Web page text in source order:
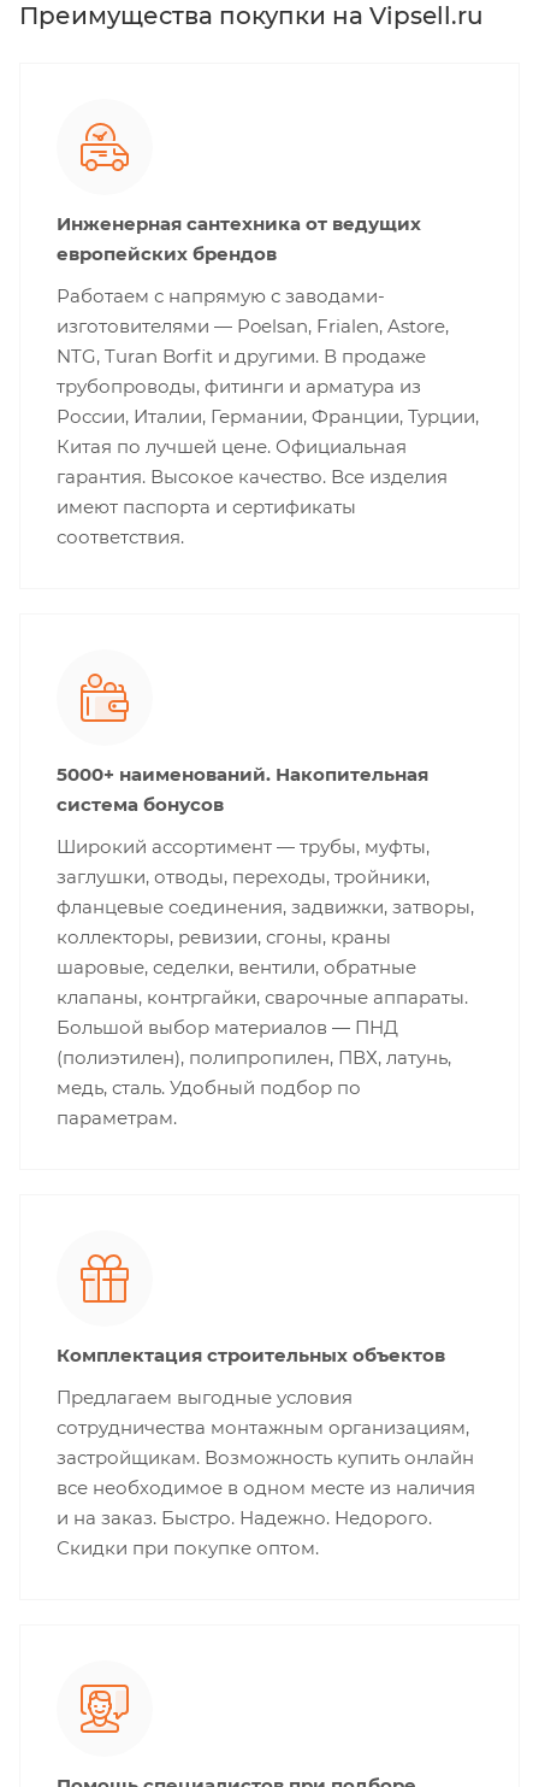
Преимущества покупки на Vipsell.ru
Инженерная сантехника от ведущих
европейских брендов
Работаем с напрямую с заводами-
изготовителями — Poelsan, Frialen, Astore,
NTG, Turan Borfit и другими. В продаже
трубопроводы, фитинги и арматура из
России, Италии, Германии, Франции, Турции,
Китая по лучшей цене. Официальная
гарантия. Высокое качество. Все изделия
имеют паспорта и сертификаты
соответствия.
5000+ наименований. Накопительная
система бонусов
Широкий ассортимент — трубы, муфты,
заглушки, отводы, переходы, тройники,
фланцевые соединения, задвижки, затворы,
коллекторы, ревизии, сгоны, краны
шаровые, седелки, вентили, обратные
клапаны, контргайки, сварочные аппараты.
Большой выбор материалов — ПНД
(полиэтилен), полипропилен, ПВХ, латунь,
медь, сталь. Удобный подбор по
параметрам.
Комплектация строительных объектов
Предлагаем выгодные условия
сотрудничества монтажным организациям,
застройщикам. Возможность купить онлайн
все необходимое в одном месте из наличия
и на заказ. Быстро. Надежно. Недорого.
Скидки при покупке оптом.